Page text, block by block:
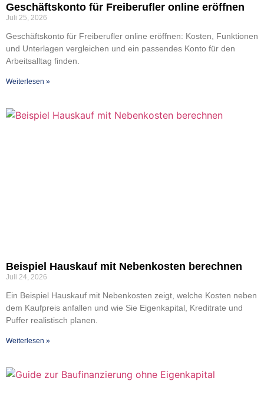
Geschäfts­kon­to für Frei­be­ruf­ler online eröff­nen
Juli 25, 2026
Geschäfts­kon­to für Frei­be­ruf­ler online eröff­nen: Kos­ten, Funk­tio­nen
und Unter­la­gen ver­glei­chen und ein pas­sen­des Kon­to für den
Arbeits­all­tag fin­den.
Wei­ter­le­sen »
Bei­spiel Haus­kauf mit Neben­kos­ten berech­nen
Juli 24, 2026
Ein Bei­spiel Haus­kauf mit Neben­kos­ten zeigt, wel­che Kos­ten neben
dem Kauf­preis anfal­len und wie Sie Eigen­ka­pi­tal, Kre­dit­ra­te und
Puf­fer rea­lis­tisch pla­nen.
Wei­ter­le­sen »